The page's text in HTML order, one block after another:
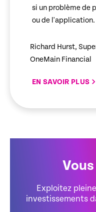
si un problème de
ou de l'application.
Richard Hurst,
OneMain Financial
EN SAVOIR PLUS
Exploitez
investissements